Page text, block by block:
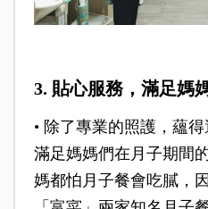
3. 貼心服務，滿足媽
• 除了專業的照護，蘊
滿足媽媽們在月子期間
媽都怕月子餐會吃膩，